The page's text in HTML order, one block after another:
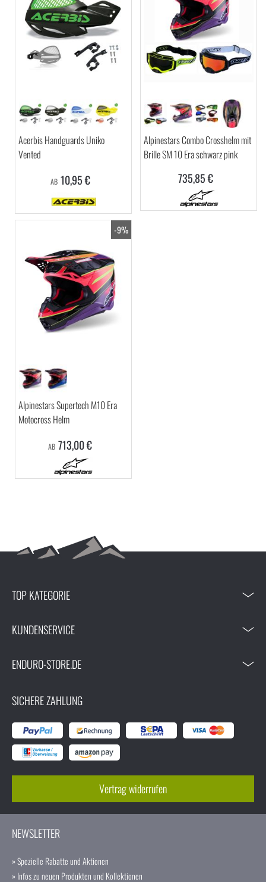
Acerbis Handguards Uniko
Vented
AB 10,95 €
Alpinestars Combo Crosshelm mit
Brille SM 10 Era schwarz pink
735,85 €
-9%
Alpinestars Supertech M10 Era
Motocross Helm
AB 713,00 €
TOP KATEGORIE
KUNDENSERVICE
ENDURO-STORE.DE
SICHERE ZAHLUNG
Vertrag widerrufen
NEWSLETTER
» Spezielle Rabatte und Aktionen
» Infos zu neuen Produkten und Kollektionen